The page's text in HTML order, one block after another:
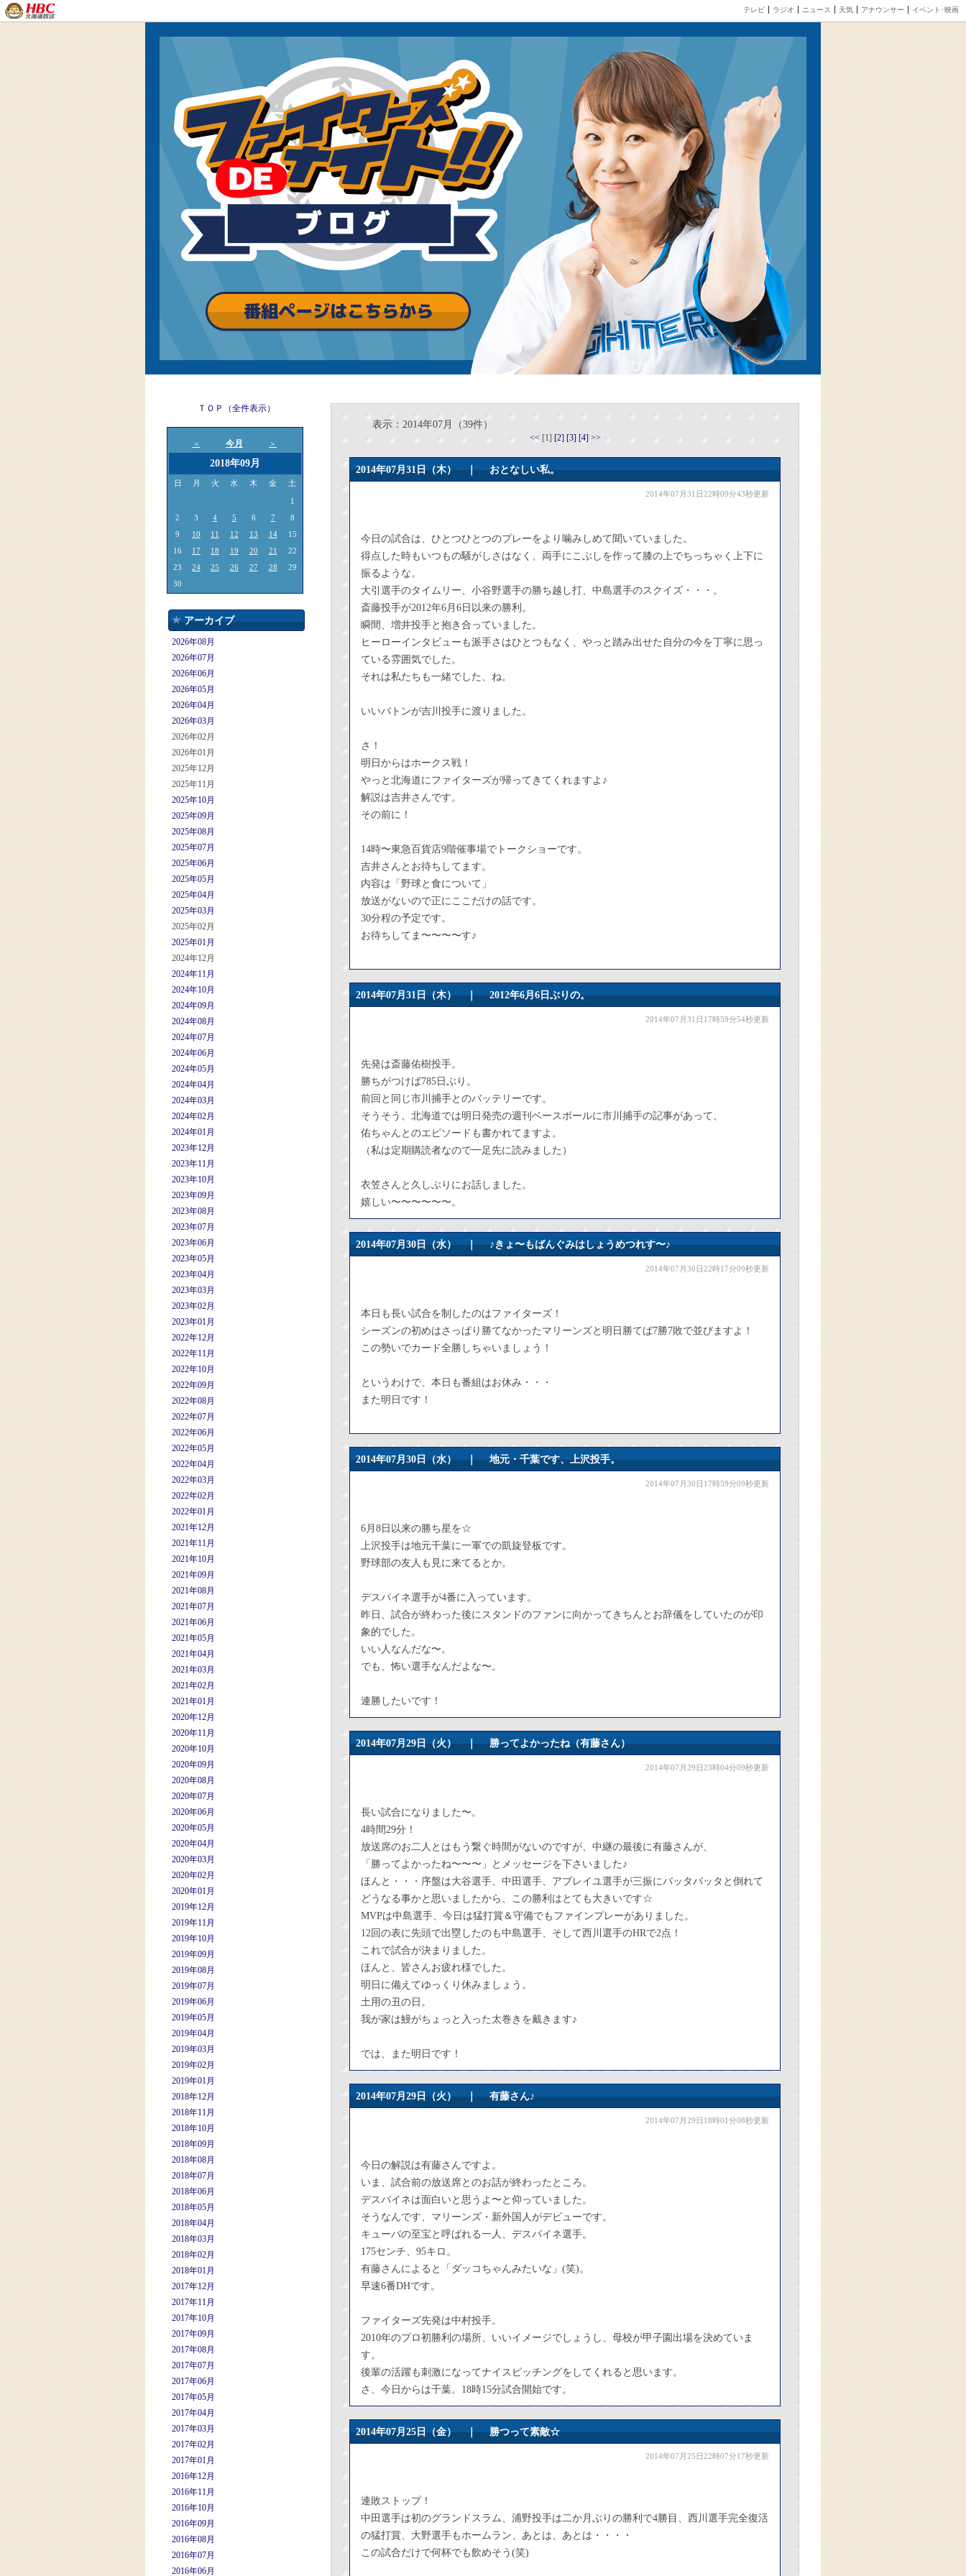
テレビ ラジオ ニュース 天気 アナウンサー イベント･映画
ＴＯＰ（全件表示）
＜ 今月 ＞
2018年09月
日 月 火 水 木 金 土
1
2
3 4 5 6 7
8
9
10 11 12 13 14
15
16
17 18 19 20 21
22
23
24 25 26 27 28
29
30
アーカイブ
2026年08月
2026年07月
2026年06月
2026年05月
2026年04月
2026年03月
2026年02月
2026年01月
2025年12月
2025年11月
2025年10月
2025年09月
2025年08月
2025年07月
2025年06月
2025年05月
2025年04月
2025年03月
2025年02月
2025年01月
2024年12月
2024年11月
2024年10月
2024年09月
2024年08月
2024年07月
2024年06月
2024年05月
2024年04月
2024年03月
2024年02月
2024年01月
2023年12月
2023年11月
2023年10月
2023年09月
2023年08月
2023年07月
2023年06月
2023年05月
2023年04月
2023年03月
2023年02月
2023年01月
2022年12月
2022年11月
2022年10月
2022年09月
2022年08月
2022年07月
2022年06月
2022年05月
2022年04月
2022年03月
2022年02月
2022年01月
2021年12月
2021年11月
2021年10月
2021年09月
2021年08月
2021年07月
2021年06月
2021年05月
2021年04月
2021年03月
2021年02月
2021年01月
2020年12月
2020年11月
2020年10月
2020年09月
2020年08月
2020年07月
2020年06月
2020年05月
2020年04月
2020年03月
2020年02月
2020年01月
2019年12月
2019年11月
2019年10月
2019年09月
2019年08月
2019年07月
2019年06月
2019年05月
2019年04月
2019年03月
2019年02月
2019年01月
2018年12月
2018年11月
2018年10月
2018年09月
2018年08月
2018年07月
2018年06月
2018年05月
2018年04月
2018年03月
2018年02月
2018年01月
2017年12月
2017年11月
2017年10月
2017年09月
2017年08月
2017年07月
2017年06月
2017年05月
2017年04月
2017年03月
2017年02月
2017年01月
2016年12月
2016年11月
2016年10月
2016年09月
2016年08月
2016年07月
2016年06月
表示：2014年07月（39件）
<< [1] [2] [3] [4] >>
2014年07月31日（木） ｜おとなしい私。
2014年07月31日22時09分43秒更新
今日の試合は、ひとつひとつのプレーをより噛みしめて聞いていました。
得点した時もいつもの騒がしさはなく、両手にこぶしを作って膝の上でちっちゃく上下に
振るような。
大引選手のタイムリー、小谷野選手の勝ち越し打、中島選手のスクイズ・・・。
斎藤投手が2012年6月6日以来の勝利。
瞬間、増井投手と抱き合っていました。
ヒーローインタビューも派手さはひとつもなく、やっと踏み出せた自分の今を丁寧に思っ
ている雰囲気でした。
それは私たちも一緒でした、ね。
いいバトンが吉川投手に渡りました。
さ！
明日からはホークス戦！
やっと北海道にファイターズが帰ってきてくれますよ♪
解説は吉井さんです。
その前に！
14時〜東急百貨店9階催事場でトークショーです。
吉井さんとお待ちしてます。
内容は「野球と食について」
放送がないので正にここだけの話です。
30分程の予定です。
お待ちしてま〜〜〜〜す♪
2014年07月31日（木） ｜2012年6月6日ぶりの。
2014年07月31日17時59分54秒更新
先発は斎藤佑樹投手。
勝ちがつけば785日ぶり。
前回と同じ市川捕手とのバッテリーです。
そうそう、北海道では明日発売の週刊ベースボールに市川捕手の記事があって、
佑ちゃんとのエピソードも書かれてますよ。
（私は定期購読者なので一足先に読みました）
衣笠さんと久しぶりにお話しました。
嬉しい〜〜〜〜〜〜。
2014年07月30日（水） ｜♪きょ〜もばんぐみはしょうめつれす〜♪
2014年07月30日22時17分09秒更新
本日も長い試合を制したのはファイターズ！
シーズンの初めはさっぱり勝てなかったマリーンズと明日勝てば7勝7敗で並びますよ！
この勢いでカード全勝しちゃいましょう！
というわけで、本日も番組はお休み・・・
また明日です！
2014年07月30日（水） ｜地元・千葉です、上沢投手。
2014年07月30日17時59分09秒更新
6月8日以来の勝ち星を☆
上沢投手は地元千葉に一軍での凱旋登板です。
野球部の友人も見に来てるとか。
デスパイネ選手が4番に入っています。
昨日、試合が終わった後にスタンドのファンに向かってきちんとお辞儀をしていたのが印
象的でした。
いい人なんだな〜。
でも、怖い選手なんだよな〜。
連勝したいです！
2014年07月29日（火） ｜勝ってよかったね（有藤さん）
2014年07月29日23時04分09秒更新
長い試合になりました〜。
4時間29分！
放送席のお二人とはもう繋ぐ時間がないのですが、中継の最後に有藤さんが、
「勝ってよかったね〜〜〜」とメッセージを下さいました♪
ほんと・・・序盤は大谷選手、中田選手、アブレイユ選手が三振にバッタバッタと倒れて
どうなる事かと思いましたから、この勝利はとても大きいです☆
MVPは中島選手、今日は猛打賞＆守備でもファインプレーがありました。
12回の表に先頭で出塁したのも中島選手、そして西川選手のHRで2点！
これで試合が決まりました。
ほんと、皆さんお疲れ様でした。
明日に備えてゆっくり休みましょう。
土用の丑の日。
我が家は鰻がちょっと入った太巻きを戴きます♪
では、また明日です！
2014年07月29日（火） ｜有藤さん♪
2014年07月29日18時01分08秒更新
今日の解説は有藤さんですよ。
いま、試合前の放送席とのお話が終わったところ。
デスパイネは面白いと思うよ〜と仰っていました。
そうなんです、マリーンズ・新外国人がデビューです。
キューバの至宝と呼ばれる一人、デスパイネ選手。
175センチ、95キロ。
有藤さんによると「ダッコちゃんみたいな」(笑)。
早速6番DHです。
ファイターズ先発は中村投手。
2010年のプロ初勝利の場所、いいイメージでしょうし、母校が甲子園出場を決めていま
す。
後輩の活躍も刺激になってナイスピッチングをしてくれると思います。
さ、今日からは千葉。18時15分試合開始です。
2014年07月25日（金） ｜勝つって素敵☆
2014年07月25日22時07分17秒更新
連敗ストップ！
中田選手は初のグランドスラム、浦野投手は二か月ぶりの勝利で4勝目、西川選手完全復活
の猛打賞、大野選手もホームラン、あとは、あとは・・・・
この試合だけで何杯でも飲めそう(笑)